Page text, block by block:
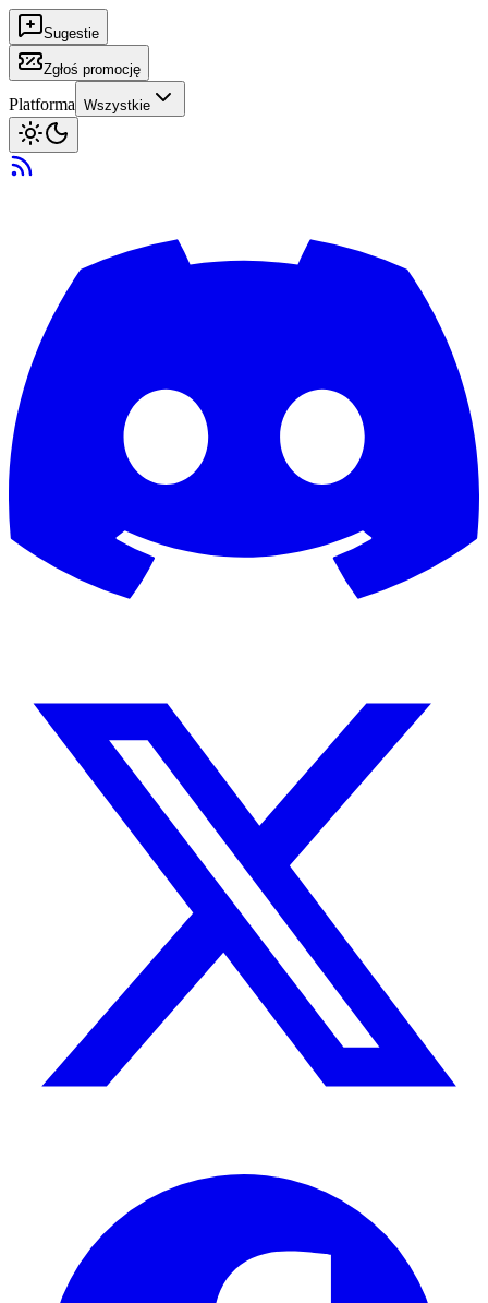
Sugestie
Zgłoś promocję
Platforma Wszystkie